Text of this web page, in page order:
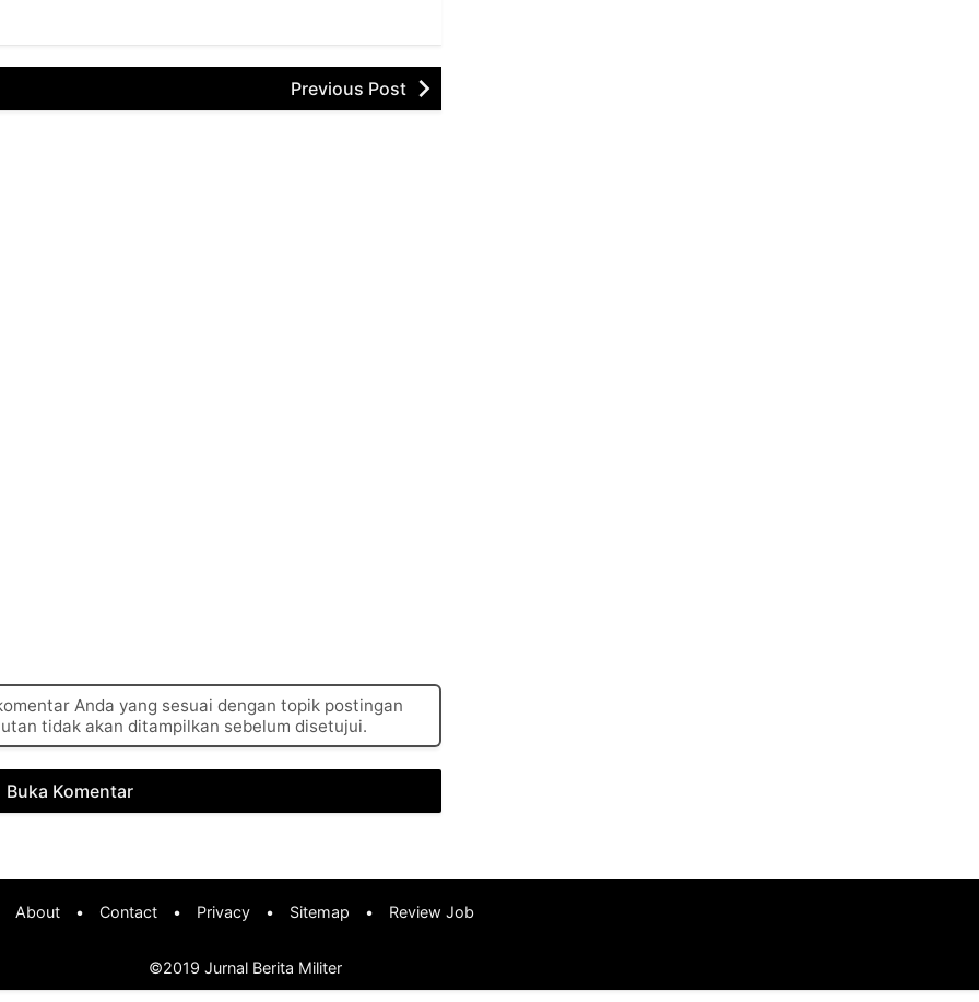
Previous Post
Anda yang sesuai dengan topik postingan
tidak akan ditampilkan sebelum disetujui.
Buka Komentar
About • Contact • Privacy • Sitemap • Review Job
©2019 Jurnal Berita Militer